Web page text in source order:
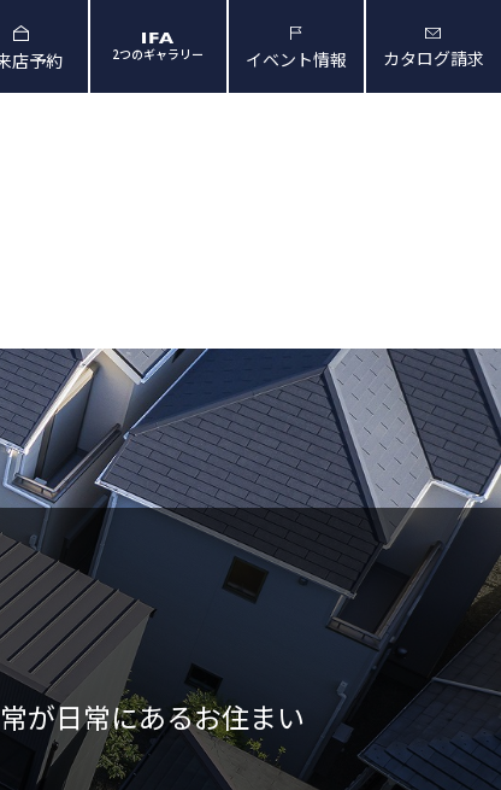
店予約 2つのギャラリー イベント情報 カタログ請求
が日常にあるお住まい